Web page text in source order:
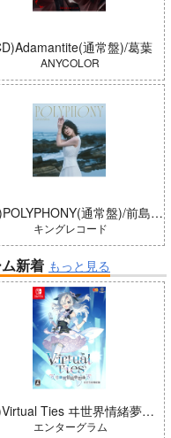
通常盤)/葛葉
ANYCOLOR
(CD)POLYPHONY(通常盤)/前島亜美
キングレコード
新着 もっと見る
(NS)Virtual Ties ヰ世界情緒夢想曲 完全生産限定版
エンターグラム